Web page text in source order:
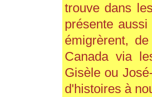
trouve dans
présente
émigrèrent,
Canada via
Gisèle ou
d'histoires à